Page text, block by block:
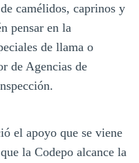
camélidos, caprinos y
pensar en la
de llama o
de Agencias de
el apoyo que se viene
la Codepo alcance la